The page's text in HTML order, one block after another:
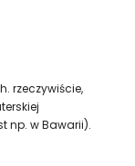
rzeczywiście,
np. w Bawarii).